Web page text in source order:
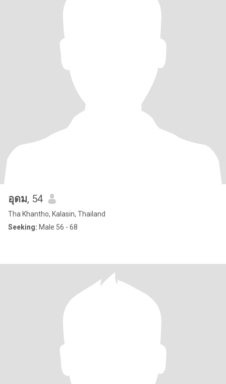
อุดม, 54
Tha Khantho, Kalasin, Thailand
Seeking: Male 56 - 68